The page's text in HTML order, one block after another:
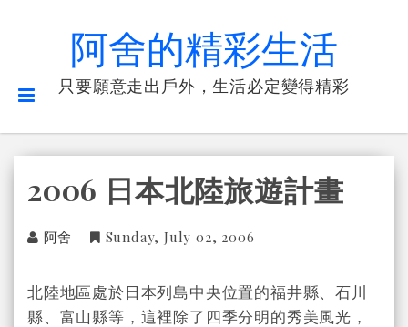
阿舍的精彩生活
只要願意走出戶外，生活必定變得精彩
2006 日本北陸旅遊計畫
阿舍 Sunday, July 02, 2006
北陸地區處於日本列島中央位置的福井縣、石川
縣、富山縣等，這裡除了四季分明的秀美風光，